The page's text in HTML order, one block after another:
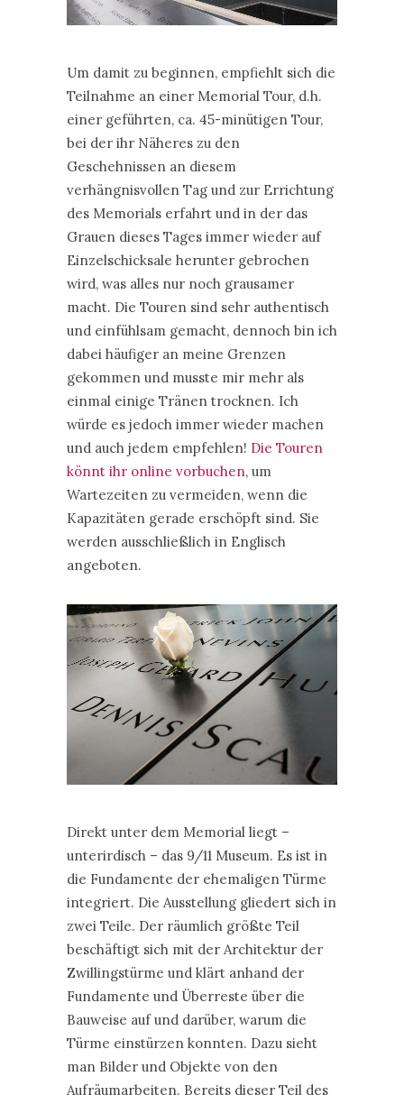
Um damit zu beginnen, empfiehlt sich die
Teilnahme an einer Memorial Tour, d.h.
einer geführten, ca. 45-minütigen Tour,
bei der ihr Näheres zu den
Geschehnissen an diesem
verhängnisvollen Tag und zur Errichtung
des Memorials erfahrt und in der das
Grauen dieses Tages immer wieder auf
Einzelschicksale herunter gebrochen
wird, was alles nur noch grausamer
macht. Die Touren sind sehr authentisch
und einfühlsam gemacht, dennoch bin ich
dabei häufiger an meine Grenzen
gekommen und musste mir mehr als
einmal einige Tränen trocknen. Ich
würde es jedoch immer wieder machen
und auch jedem empfehlen! Die Touren
könnt ihr online vorbuchen, um
Wartezeiten zu vermeiden, wenn die
Kapazitäten gerade erschöpft sind. Sie
werden ausschließlich in Englisch
angeboten.
Direkt unter dem Memorial liegt –
unterirdisch – das 9/11 Museum. Es ist in
die Fundamente der ehemaligen Türme
integriert. Die Ausstellung gliedert sich in
zwei Teile. Der räumlich größte Teil
beschäftigt sich mit der Architektur der
Zwillingstürme und klärt anhand der
Fundamente und Überreste über die
Bauweise auf und darüber, warum die
Türme einstürzen konnten. Dazu sieht
man Bilder und Objekte von den
Aufräumarbeiten. Bereits dieser Teil des